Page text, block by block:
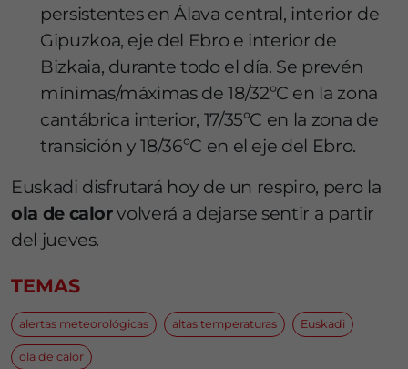
persistentes en Álava central, interior de
Gipuzkoa, eje del Ebro e interior de
Bizkaia, durante todo el día. Se prevén
mínimas/máximas de 18/32ºC en la zona
cantábrica interior, 17/35ºC en la zona de
transición y 18/36ºC en el eje del Ebro.
Euskadi disfrutará hoy de un respiro, pero la
ola de calorvolverá a dejarse sentir a partir
del jueves.
TEMAS
alertas meteorológicas altas temperaturas Euskadi
ola de calor